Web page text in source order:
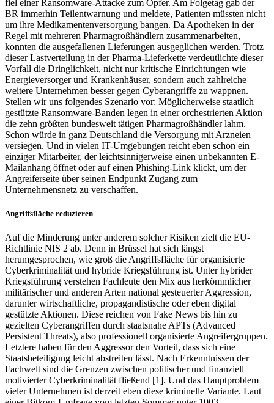
fiel einer Ransomware-Attacke zum Opfer. Am Folgetag gab der
BR immerhin Teilentwarnung und meldete, Patienten müssten nicht
um ihre Medikamentenversorgung bangen. Da Apotheken in der
Regel mit mehreren Pharmagroßhändlern zusammenarbeiten,
konnten die ausgefallenen Lieferungen ausgeglichen werden. Trotz
dieser Lastverteilung in der Pharma-Lieferkette verdeutlichte dieser
Vorfall die Dringlichkeit, nicht nur kritische Einrichtungen wie
Energieversorger und Krankenhäuser, sondern auch zahlreiche
weitere Unternehmen besser gegen Cyberangriffe zu wappnen.
Stellen wir uns folgendes Szenario vor: Möglicherweise staatlich
gestützte Ransomware-Banden legen in einer orchestrierten Aktion
die zehn größten bundesweit tätigen Pharmagroßhändler lahm.
Schon würde in ganz Deutschland die Versorgung mit Arzneien
versiegen. Und in vielen IT-Umgebungen reicht eben schon ein
einziger Mitarbeiter, der leichtsinnigerweise einen unbekannten E-
Mailanhang öffnet oder auf einen Phishing-Link klickt, um der
Angreiferseite über seinen Endpunkt Zugang zum
Unternehmensnetz zu verschaffen.
Angriffsfläche reduzieren
Auf die Minderung unter anderem solcher Risiken zielt die EU-
Richtlinie NIS 2 ab. Denn in Brüssel hat sich längst
herumgesprochen, wie groß die Angriffsfläche für organisierte
Cyberkriminalität und hybride Kriegsführung ist. Unter hybrider
Kriegsführung verstehen Fachleute den Mix aus herkömmlicher
militärischer und anderen Arten national gesteuerter Aggression,
darunter wirtschaftliche, propagandistische oder eben digital
gestützte Aktionen. Diese reichen von Fake News bis hin zu
gezielten Cyberangriffen durch staatsnahe APTs (Advanced
Persistent Threats), also professionell organisierte Angreifergruppen.
Letztere haben für den Aggressor den Vorteil, dass sich eine
Staatsbeteiligung leicht abstreiten lässt. Nach Erkenntnissen der
Fachwelt sind die Grenzen zwischen politischer und finanziell
motivierter Cyberkriminalität fließend [1]. Und das Hauptproblem
vieler Unternehmen ist derzeit eben diese kriminelle Variante. Laut